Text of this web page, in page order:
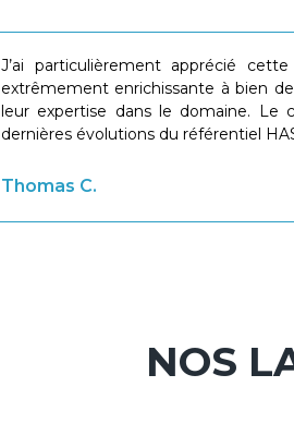
J’ai particulièrement apprécié
extrêmement enrichissante à bien
leur expertise dans le domaine.
dernières évolutions du référentiel
Thomas C.
NOS